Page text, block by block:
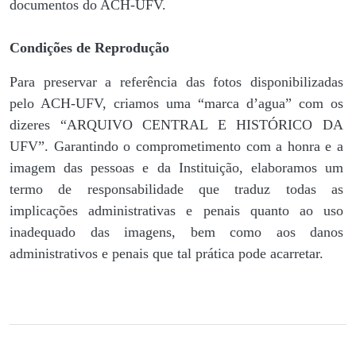
documentos do ACH-UFV.
Condições de Reprodução
Para preservar a referência das fotos disponibilizadas
pelo ACH-UFV, criamos uma “marca d’agua” com os
dizeres “ARQUIVO CENTRAL E HISTÓRICO DA
UFV”. Garantindo o comprometimento com a honra e a
imagem das pessoas e da Instituição, elaboramos um
termo de responsabilidade que traduz todas as
implicações administrativas e penais quanto ao uso
inadequado das imagens, bem como aos danos
administrativos e penais que tal prática pode acarretar.